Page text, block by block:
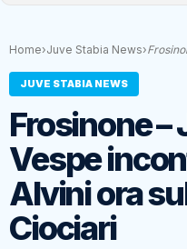
Home›Juve Stabia News›
JUVE STABIA NEWS
Frosinone –
Vespe
Alvini ora
Ciociari